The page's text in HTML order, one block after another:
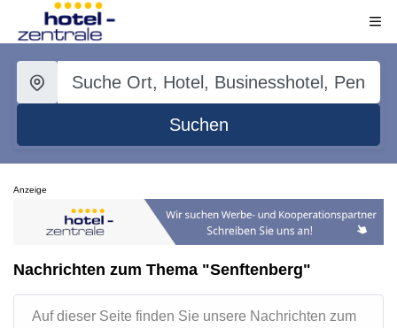
Suchen
Anzeige
Nachrichten zum Thema "Senftenberg"
Auf dieser Seite finden Sie unsere Nachrichten zum